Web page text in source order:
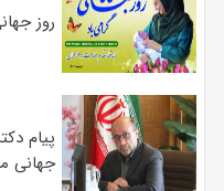
روز
پیام
جهانی